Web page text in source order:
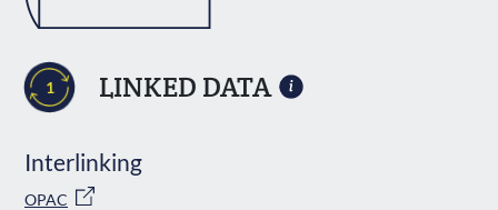
1 LINKED DATA
Interlinking
OPAC